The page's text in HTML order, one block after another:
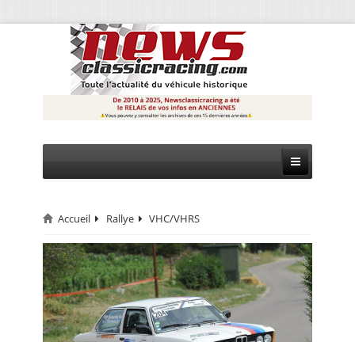
CIRCUIT
RALLYE
MONTAGNE
EVÈNEMENTS
Accueil Rallye VHC/VHRS